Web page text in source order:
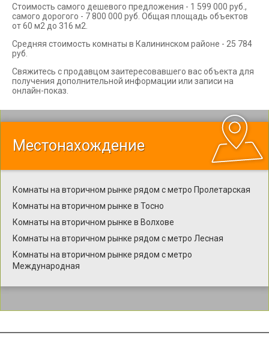
Стоимость самого дешевого предложения - 1 599 000 руб.,
самого дорогого - 7 800 000 руб. Общая площадь объектов
от 60 м2 до 316 м2.
Средняя стоимость комнаты в Калининском районе - 25 784
руб.
Свяжитесь с продавцом заитересовавшего вас объекта для
получения дополнительной информации или записи на
онлайн-показ.
Местонахождение
Комнаты на вторичном рынке рядом с метро Пролетарская
Комнаты на вторичном рынке в Тосно
Комнаты на вторичном рынке в Волхове
Комнаты на вторичном рынке рядом с метро Лесная
Комнаты на вторичном рынке рядом с метро
Международная